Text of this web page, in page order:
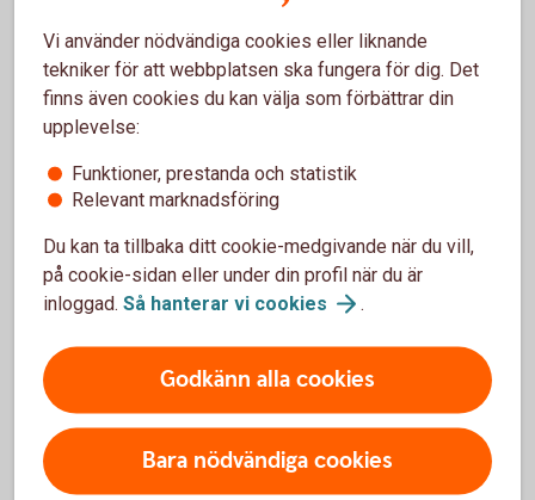
Skogs- ochlantbruksbarometrar
Tips och inspiration för dig som
skog- och lantbrukare
Vi använder nödvändiga cookies eller liknande
tekniker för att webbplatsen ska fungera för dig. Det
finns även cookies du kan välja som förbättrar din
upplevelse:
Funktioner, prestanda och statistik
Relevant marknadsföring
Du kan ta tillbaka ditt cookie-medgivande när du vill,
på cookie-sidan eller under din profil när du är
inloggad. Så hanterar vi cookies .
Godkänn alla cookies
Bara nödvändiga cookies